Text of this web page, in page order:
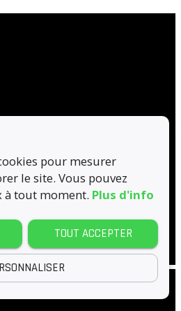
pour mesurer
le site. Vous pouvez
à tout moment. Plus d'info
TOUT ACCEPTER